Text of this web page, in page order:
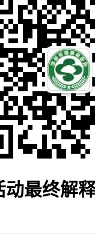
最终解释